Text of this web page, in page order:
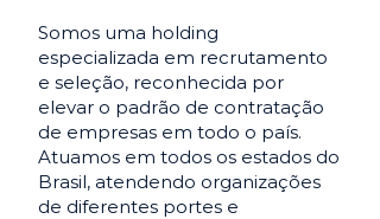
Somos uma holding
especializada em recrutamento
e seleção, reconhecida por
elevar o padrão de contratação
de empresas em todo o país.
Atuamos em todos os estados do
Brasil, atendendo organizações
de diferentes portes e